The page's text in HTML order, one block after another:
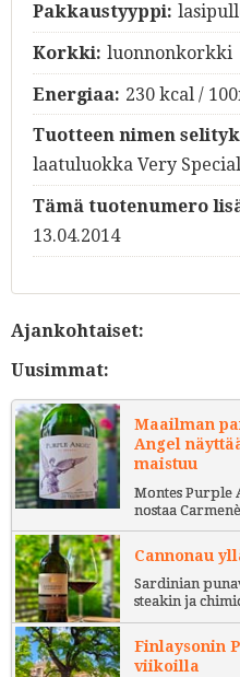
Pakkaustyyppi:
Korkki: luonnonkorkki
Energiaa: 230 kcal /
Tuotteen nimen
laatuluokka Very
Tämä tuotenumero
13.04.2014
Ajankohtaiset:
Uusimmat:
Maailman
Angel
maistuu
Montes Purple
nostaa
Cannonau
Sardinian
steakin ja
Finlaysonin
viikoilla